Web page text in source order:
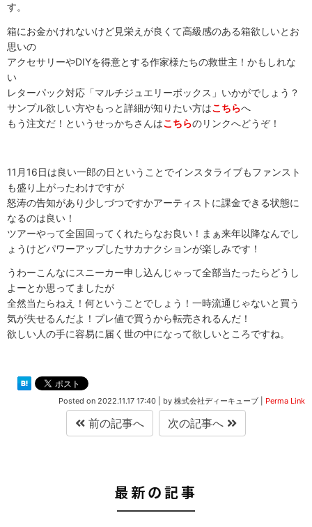
す。
箱にお金かけれないけど見栄えが良くて高級感のある箱欲しいとお
思いの
アクセサリーやDIYを得意とする作家様たちの救世主！かもしれな
い
レターパック対応「マルチジュエリーボックス」いかがでしょう？
サンプル欲しい方やもっと詳細が知りたい方はこちらへ
もう注文だ！というせっかちさんはこちらのリンクへどうぞ！
11月16日は良い一郎の日ということでインスタライブもファンスト
も盛り上がったわけですが
怒涛の告知があり少しづつですかアーティストに課金できる状態に
なるのは良い！
ツアーやって全国回ってくれたらなお良い！まぁ来年以降なんでし
ょうけどパワーアップしたサカナクションが楽しみです！
うわーこんなにスニーカー申し込んじゃって全部当たったらどうし
よーとか思ってましたが
全然当たらねえ！何ということでしょう！一時流通じゃないと買う
気が失せるんだよ！プレ値で買うから転売されるんだ！
欲しい人の手に容易に届く世の中になって欲しいところですね。
Posted on 2022.11.17 17:40 by 株式会社ディーキューブ Perma Link
前の記事へ 次の記事へ
最新の記事